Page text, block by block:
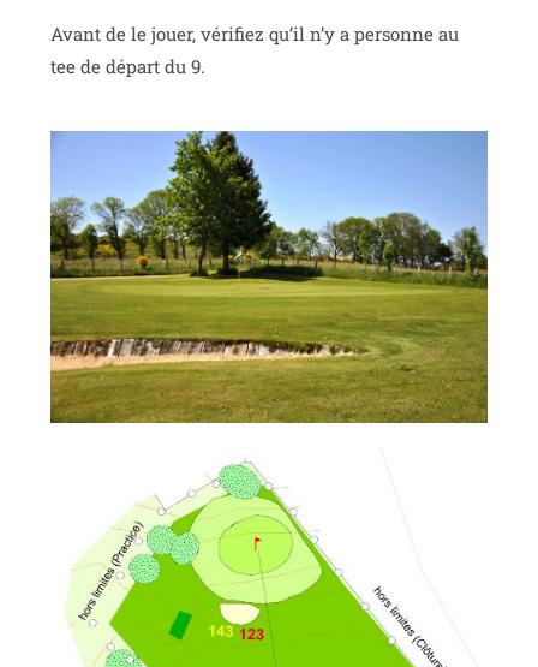
Avant de le jouer, vérifiez qu’il n’y a personne au
tee de départ du 9.